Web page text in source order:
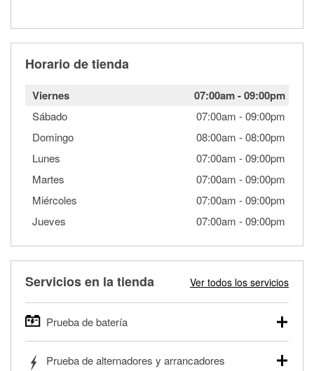
Horario de tienda
Viernes 07:00am-09:00pm
Sábado 07:00am -09:00pm
Domingo
08:00am -08:00pm
Lunes
07:00am -09:00pm
Martes
07:00am -09:00pm
Miércoles
07:00am -09:00pm
Jueves
07:00am -09:00pm
Servicios en la tienda Ver todos los servicios
Prueba de batería
autos, camionetas, SUVs, vehículos comerciales y
Prueba de alternadores y arrancadores